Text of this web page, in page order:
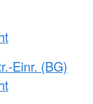
Einr. (BG)